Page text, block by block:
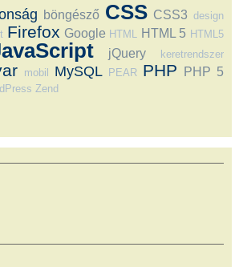
böngésző CSS CSS3 design
Firefox Google HTML HTML 5 HTML5
jQuery keretrendszer
mobil MySQL PEAR PHP PHP 5
Zend